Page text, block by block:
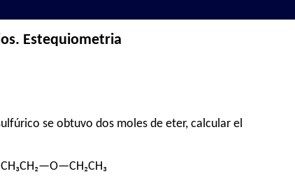
Estequiometria
se obtuvo dos moles de eter, calcular el